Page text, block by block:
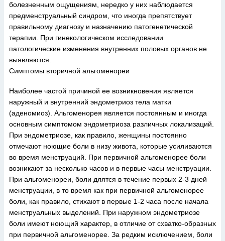
болезненным ощущениям, нередко у них наблюдается
предменструальный синдром, что иногда препятствует
правильному диагнозу и назначению патогенетической
терапии. При гинекологическом исследовании
патологические изменения внутренних половых органов не
выявляются.
Симптомы вторичной альгоменореи
Наиболее частой причиной ее возникновения является
наружный и внутренний эндометриоз тела матки
(аденомиоз). Альгоменорея является постоянным и иногда
основным симптомом эндометриоза различных локализаций.
При эндометриозе, как правило, женщины постоянно
отмечают ноющие боли в низу живота, которые усиливаются
во время менструаций. При первичной альгоменорее боли
возникают за несколько часов и в первые часы менструации.
При альгоменореи, боли длятся в течение первых 2-3 дней
менструации, в то время как при первичной альгоменорее
боли, как правило, стихают в первые 1-2 часа после начала
менструальных выделений. При наружном эндометриозе
боли имеют ноющий характер, в отличие от схватко-образных
при первичной альгоменорее. За редким исключением, боли